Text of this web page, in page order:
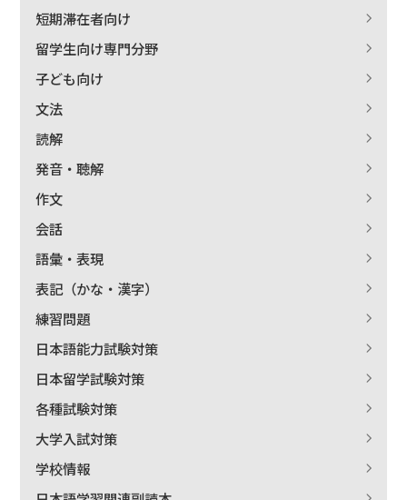
短期滞在者向け
留学生向け専門分野
子ども向け
文法
読解
発音・聴解
作文
会話
語彙・表現
表記（かな・漢字）
練習問題
日本語能力試験対策
日本留学試験対策
各種試験対策
大学入試対策
学校情報